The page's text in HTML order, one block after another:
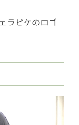
ラピケのロゴ